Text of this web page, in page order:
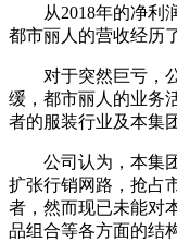
从2018年的净利润
都市丽人的营收经历
对于突然巨亏，公
缓，都市丽人的业务
者的服装行业及本集
公司认为，本集团
扩张行销网路，抢占
者，然而现已未能对
品组合等各方面的结